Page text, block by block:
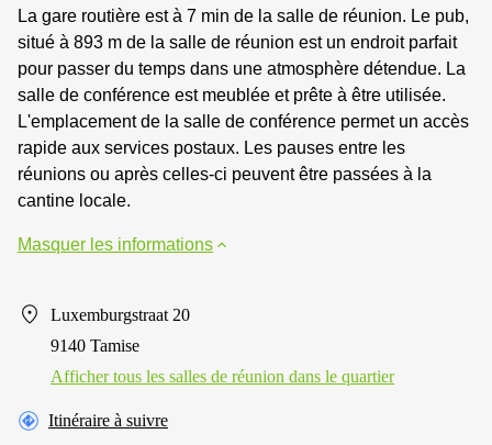
La gare routière est à 7 min de la salle de réunion. Le pub,
situé à 893 m de la salle de réunion est un endroit parfait
pour passer du temps dans une atmosphère détendue. La
salle de conférence est meublée et prête à être utilisée.
L'emplacement de la salle de conférence permet un accès
rapide aux services postaux. Les pauses entre les
réunions ou après celles-ci peuvent être passées à la
cantine locale.
Masquer les informations
Luxemburgstraat 20
9140 Tamise
Afficher tous les salles de réunion dans le quartier
Itinéraire à suivre